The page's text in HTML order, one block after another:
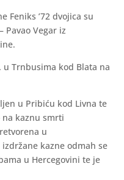
Feniks ’72 dvojica su
Pavao Vegar iz
u Trnbusima kod Blata na
u Pribiću kod Livna te
na kaznu smrti
u
kazne odmah se
u Hercegovini te je